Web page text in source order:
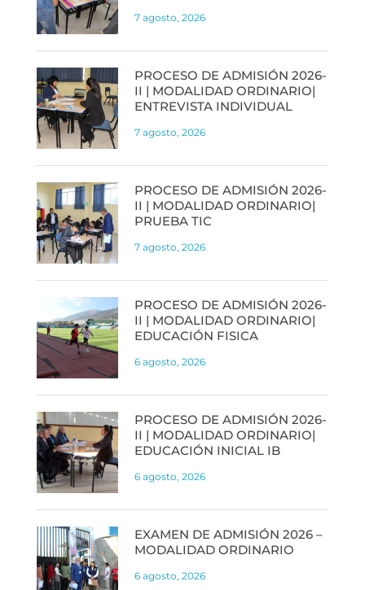
7 agosto, 2026
PROCESO DE ADMISIÓN 2026-
II | MODALIDAD ORDINARIO|
ENTREVISTA INDIVIDUAL
7 agosto, 2026
PROCESO DE ADMISIÓN 2026-
II | MODALIDAD ORDINARIO|
PRUEBA TIC
7 agosto, 2026
PROCESO DE ADMISIÓN 2026-
II | MODALIDAD ORDINARIO|
EDUCACIÓN FISICA
6 agosto, 2026
PROCESO DE ADMISIÓN 2026-
II | MODALIDAD ORDINARIO|
EDUCACIÓN INICIAL IB
6 agosto, 2026
EXAMEN DE ADMISIÓN 2026 –
MODALIDAD ORDINARIO
6 agosto, 2026